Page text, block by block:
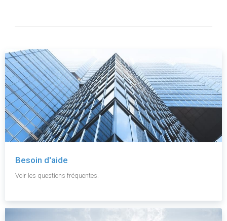
Besoin d'aide
Voir les questions fréquentes.